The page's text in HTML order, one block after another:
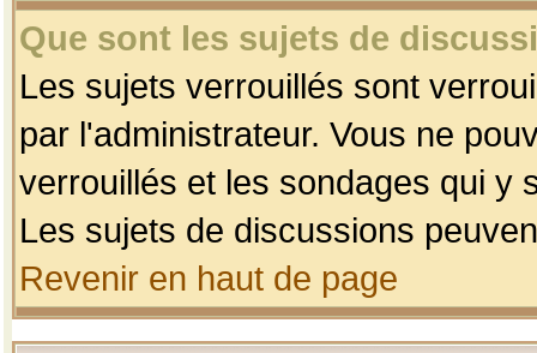
Que sont les sujets de
Les sujets verrouillés sont
par l'administrateur. Vous ne
verrouillés et les sondages qui y
Les sujets de discussions
Revenir en haut de page